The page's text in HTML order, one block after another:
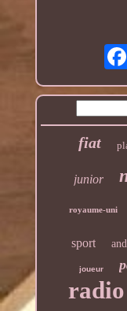
fiat
junior
royaume-uni
sport
joueur
radio